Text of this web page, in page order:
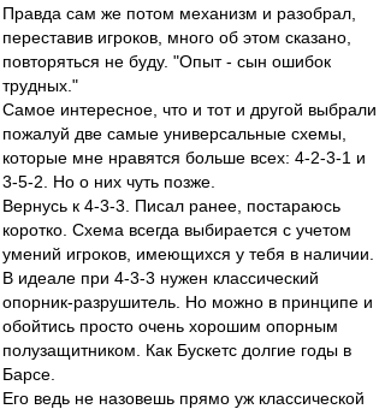
Правда сам же потом механизм и разобрал,
переставив игроков, много об этом сказано,
повторяться не буду. "Опыт - сын ошибок
трудных."
Самое интересное, что и тот и другой выбрали
пожалуй две самые универсальные схемы,
которые мне нравятся больше всех: 4-2-3-1 и
3-5-2. Но о них чуть позже.
Вернусь к 4-3-3. Писал ранее, постараюсь
коротко. Схема всегда выбирается с учетом
умений игроков, имеющихся у тебя в наличии.
В идеале при 4-3-3 нужен классический
опорник-разрушитель. Но можно в принципе и
обойтись просто очень хорошим опорным
полузащитником. Как Бускетс долгие годы в
Барсе.
Его ведь не назовешь прямо уж классической